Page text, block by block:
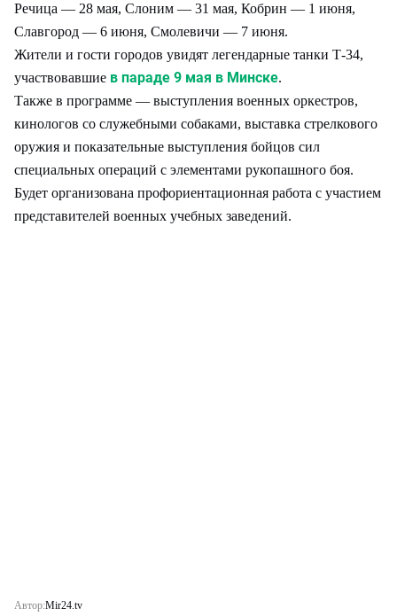
Речица — 28 мая, Слоним — 31 мая, Кобрин — 1 июня,
Славгород — 6 июня, Смолевичи — 7 июня.
Жители и гости городов увидят легендарные танки Т-34,
участвовавшие в параде 9 мая в Минске.
Также в программе — выступления военных оркестров,
кинологов со служебными собаками, выставка стрелкового
оружия и показательные выступления бойцов сил
специальных операций с элементами рукопашного боя.
Будет организована профориентационная работа с участием
представителей военных учебных заведений.
Автор:Mir24.tv